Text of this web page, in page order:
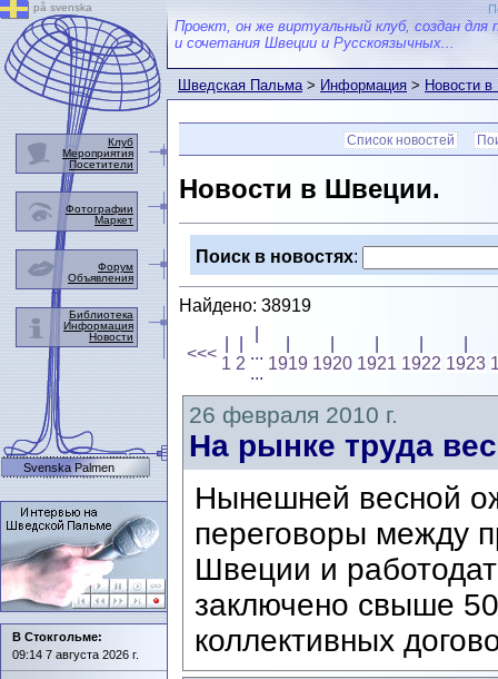
Проект, он же виртуальный клуб, создан для
и сочетания Швеции и Русскоязычных...
Шведская Пальма>Информация>Новости
Список новостей
Новости в Швеции.
Поиск в новостях:
Найдено: 38919
<<<
1 2
...
...
1919 1920 1921 1922 1923
26 февраля 2010 г.
На рынке труда
Нынешней весной
переговоры между
Швеции и
заключено свыше
коллективных
på svenska
Клуб
Мероприятия
Посетители
Фотографии
Маркет
Форум
Объявления
Библиотека
Информация
Новости
Svenska Palmen
В Стокгольме:
09:14 7 августа 2026 г.